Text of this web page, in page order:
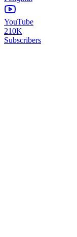
YouTube
210K
Subscribers